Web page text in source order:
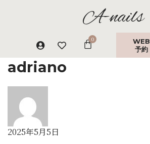
A-nails
WEB
予約
adriano
2025年5月5日